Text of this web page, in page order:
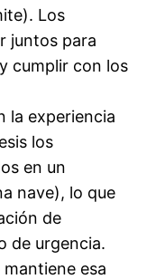
Los
juntos para
cumplir con los
la experiencia
los
en un
nave), lo que
de
de urgencia.
esa